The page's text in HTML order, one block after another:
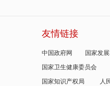
友情链接
中国政府网 国家发
国家卫生健康委员会
国家知识产权局
人